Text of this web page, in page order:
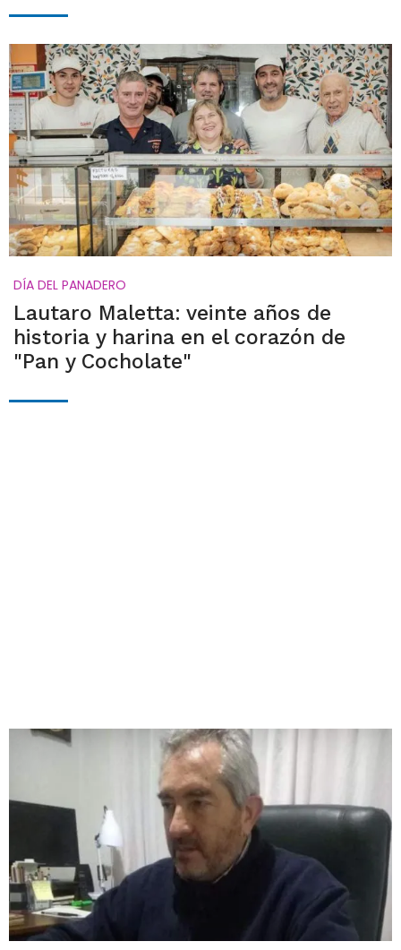
DÍA DEL PANADERO
Lautaro Maletta: veinte años de
historia y harina en el corazón de
"Pan y Cocholate"